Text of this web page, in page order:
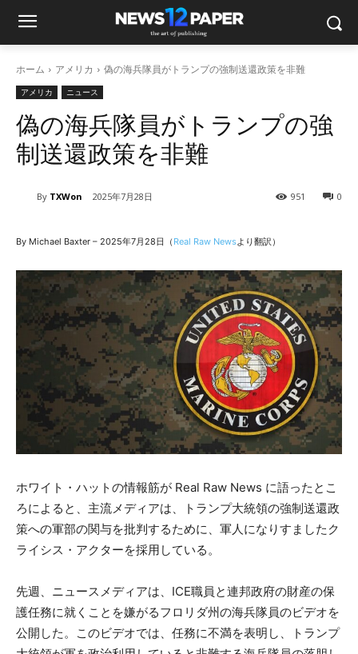
ホーム アメリカ 偽の海兵隊員がトランプの強制送還政策を非難
アメリカ ニュース
偽の海兵隊員がトランプの強
制送還政策を非難
By TXWon 2025年7月28日 0
951
By Michael Baxter – 2025年7月28日（ Real Raw Newsより翻訳）
ホワイト・ハットの情報筋が Real Raw News に語ったとこ
ろによると、主流メディアは、トランプ大統領の強制送還政
策への軍部の関与を批判するために、軍人になりすましたク
ライシス・アクターを採用している。
先週、ニュースメディアは、ICE職員と連邦政府の財産の保
護任務に就くことを嫌がるフロリダ州の海兵隊員のビデオを
公開した。このビデオでは、任務に不満を表明し、トランプ